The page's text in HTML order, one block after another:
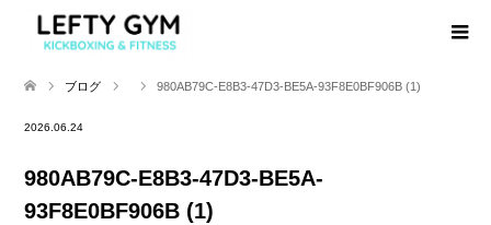
ブログ 980AB79C-E8B3-47D3-BE5A-93F8E0BF906B (1)
2026.06.24
980AB79C-E8B3-47D3-BE5A-
93F8E0BF906B (1)